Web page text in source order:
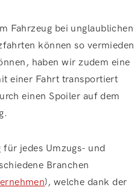
Fahrzeug bei unglaublichen
können so vermieden
haben wir zudem eine
einer Fahrt transportiert
einen Spoiler auf dem
jedes Umzugs- und
Branchen
), welche dank der